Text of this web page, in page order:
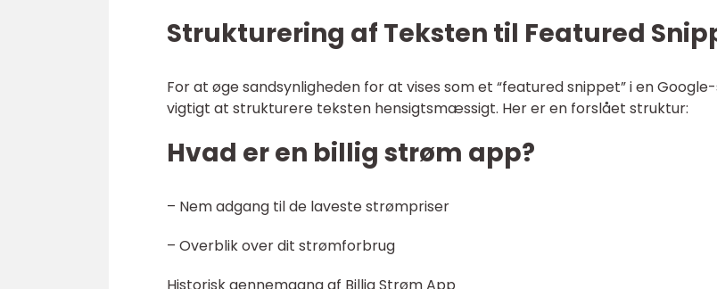
Strukturering af Teksten til Featured
For at øge sandsynligheden for at vises som et “featured snippet” i en
vigtigt at strukturere teksten hensigtsmæssigt. Her er en forslået struktur:
Hvad er en billig strøm app?
– Nem adgang til de laveste strømpriser
– Overblik over dit strømforbrug
Historisk gennemgang af Billig Strøm App